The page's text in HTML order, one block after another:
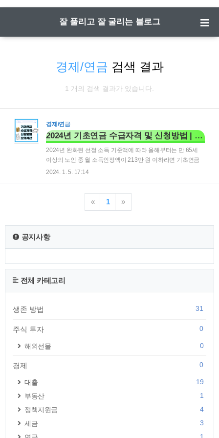
잘 풀리고 잘 굴리는 블로그
경제/연금 검색 결과
1 개의 검색 결과가 있습니다.
경제/연금
2024년 기초연금 수급자격 및 신청방법 | 수령 나이 모의 계산
2024년 완화된 선정 소득 기준액에 따라 올해부터는 만 65세
이상의 노인 중 월 소득인정액이 213만 원 이하라면 기초연금
수령이 가능하도록 변경되었습니다. 이러한 변경으로 인하여
수령 금액 계산 등을 알려드리니, 꼭 신청하셔서 대상에 해당되
는데도 수령을 못하고 기간 손해 보시는 일 없길 바랍니다. 기초
상 대한민국 국적을 가진 국내 거주자이면서 기초연금의 취지
가 최소 생계의 유지가 가능하도록 하는 '기초'를 마련하는 느낌
2024. 1. 5. 17:14
« 1 »
공지사항
전체 카테고리
생존 방법 31
주식 투자 0
해외선물 0
경제 0
대출
19
부동산
1
정책지원금
4
세금
3